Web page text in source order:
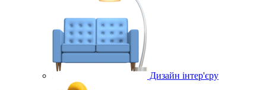
Дизайн інтер'єру